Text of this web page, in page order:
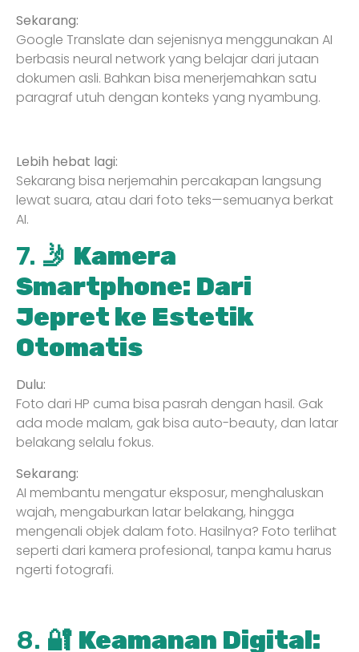
Sekarang:
Google Translate dan sejenisnya menggunakan AI
berbasis neural network yang belajar dari jutaan
dokumen asli. Bahkan bisa menerjemahkan satu
paragraf utuh dengan konteks yang nyambung.
Lebih hebat lagi:
Sekarang bisa nerjemahin percakapan langsung
lewat suara, atau dari foto teks—semuanya berkat
AI.
7. 🤳 Kamera
Smartphone: Dari
Jepret ke Estetik
Otomatis
Dulu:
Foto dari HP cuma bisa pasrah dengan hasil. Gak
ada mode malam, gak bisa auto-beauty, dan latar
belakang selalu fokus.
Sekarang:
AI membantu mengatur eksposur, menghaluskan
wajah, mengaburkan latar belakang, hingga
mengenali objek dalam foto. Hasilnya? Foto terlihat
seperti dari kamera profesional, tanpa kamu harus
ngerti fotografi.
8. 🔐 Keamanan Digital: